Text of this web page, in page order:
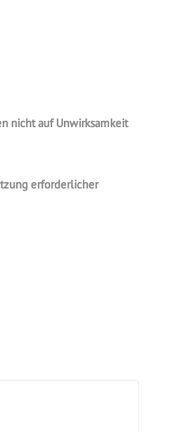
nicht auf Unwirksamkeit
erforderlicher